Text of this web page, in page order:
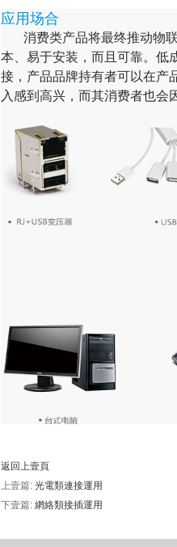
应用场合
消费类产品将最终推动物联
本、易于安装，而且可靠。低
接，产品品牌持有者可以在产
入感到高兴，而其消费者也会
返回上壹頁
上壹篇: 光電類連接運用
下壹篇: 網絡類接插運用